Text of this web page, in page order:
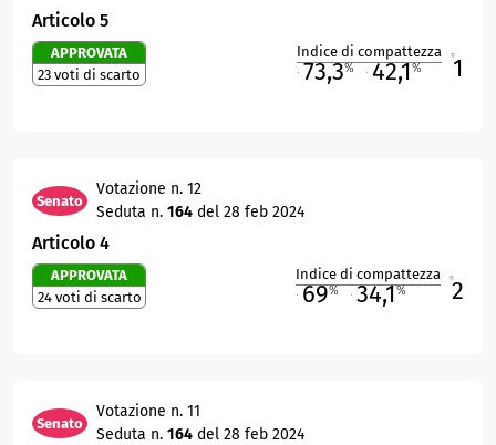
Articolo 5
APPROVATA
23 voti di scarto
Indice di compattezza
73,3% 42,1% 1
Senato
Votazione n. 12
Seduta n. 164 del 28 feb 2024
Articolo 4
APPROVATA
24 voti di scarto
Indice di compattezza
69% 34,1% 2
Senato
Votazione n. 11
Seduta n. 164 del 28 feb 2024